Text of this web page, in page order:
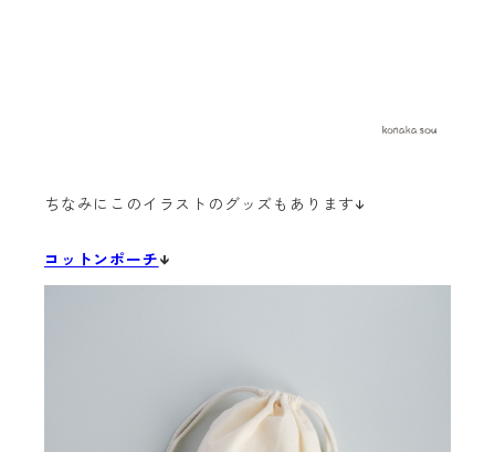
ちなみにこのイラストのグッズもあります↓
コットンポーチ↓